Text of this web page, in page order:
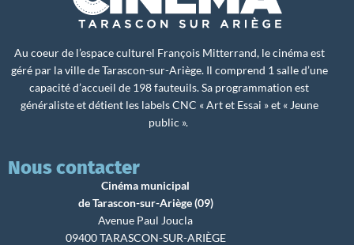
Au coeur de l’espace culturel François Mitterrand, le cinéma est
géré par la ville de Tarascon-sur-Ariège. Il comprend 1 salle d’une
capacité d’accueil de 198 fauteuils. Sa programmation est
généraliste et détient les labels CNC « Art et Essai » et « Jeune
public ».
Nous contacter
Cinéma municipal
de Tarascon-sur-Ariège (09)
Avenue Paul Joucla
09400 TARASCON-SUR-ARIÈGE